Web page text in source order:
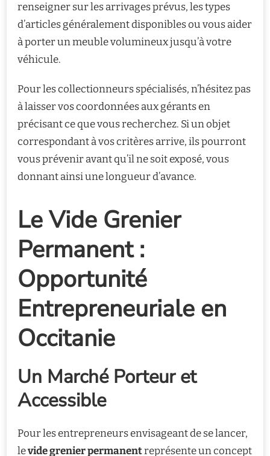
renseigner sur les arrivages prévus, les types
d’articles généralement disponibles ou vous aider
à porter un meuble volumineux jusqu’à votre
véhicule.
Pour les collectionneurs spécialisés, n’hésitez pas
à laisser vos coordonnées aux gérants en
précisant ce que vous recherchez. Si un objet
correspondant à vos critères arrive, ils pourront
vous prévenir avant qu’il ne soit exposé, vous
donnant ainsi une longueur d’avance.
Le Vide Grenier
Permanent :
Opportunité
Entrepreneuriale en
Occitanie
Un Marché Porteur et
Accessible
Pour les entrepreneurs envisageant de se lancer,
levide grenier permanentreprésente un concept